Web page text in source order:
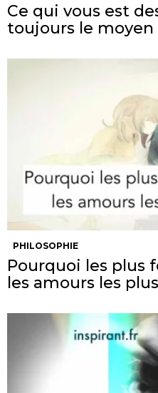
Ce qui vous est
toujours le
PHILOSOPHIE
Pourquoi les plus
les amours les